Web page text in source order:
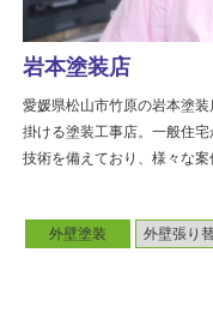
外壁塗装 外壁張り
岩本塗装店
愛媛県松山市竹原の岩本塗
掛ける塗装工事店。一般住
技術を備えており、様々な案